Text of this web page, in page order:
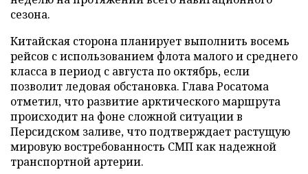
сезона.
Китайская сторона планирует выполнить восемь
рейсов с использованием флота малого и среднего
класса в период с августа по октябрь, если
позволит ледовая обстановка. Глава Росатома
отметил, что развитие арктического маршрута
происходит на фоне сложной ситуации в
Персидском заливе, что подтверждает растущую
мировую востребованность СМП как надежной
транспортной артерии.